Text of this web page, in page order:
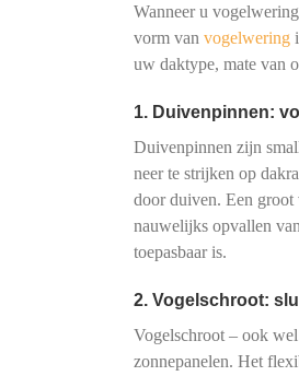
Wanneer u
vorm van vogelwering
uw daktype, mate van
1. Duivenpinnen:
Duivenpinnen zijn
neer te strijken op
door duiven. Een groot
nauwelijks opvallen
toepasbaar is.
2. Vogelschroot:
Vogelschroot – ook
zonnepanelen. Het